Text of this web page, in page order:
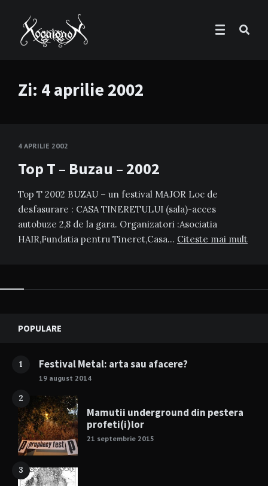
Zi: 4 aprilie 2002
4 APRILIE 2002
Top T – Buzau – 2002
Top T 2002 BUZAU – un festival MAJOR Loc de
desfasurare : CASA TINERETULUI (sala)-acces
autobuze 2,8 de la gara. Organizatori :Asociatia
HAIR,Fundatia pentru Tineret,Casa… Citeste mai mult
Widgets
POPULARE
1 Festival Metal: arta sau afacere?
19 august 2014
2
Mamutii underground din pestera
profeti(i)lor
21 septembrie 2015
3